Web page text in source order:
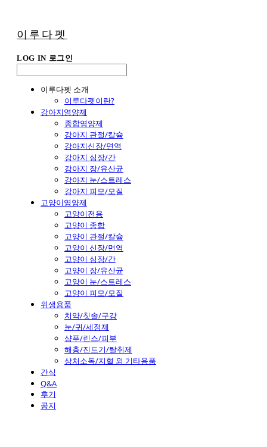
이루다펫
LOG IN 로그인
이루다펫 소개
이루다펫이란?
강아지영양제
종합영양제
강아지 관절/칼슘
강아지신장/면역
강아지 심장/간
강아지 장/유산균
강아지 눈/스트레스
강아지 피모/모질
고양이영양제
고양이전용
고양이 종합
고양이 관절/칼슘
고양이 신장/면역
고양이 심장/간
고양이 장/유산균
고양이 눈/스트레스
고양이 피모/모질
위생용품
치약/칫솔/구강
눈/귀/세정제
샴푸/린스/피부
해충/진드기/탈취제
상처소독/지혈 외 기타용품
간식
Q&A
후기
공지